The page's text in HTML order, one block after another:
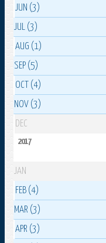
JUN (3)
JUL (3)
AUG (1)
SEP (5)
OCT (4)
NOV (3)
DEC
2017
JAN
FEB (4)
MAR (3)
APR (3)